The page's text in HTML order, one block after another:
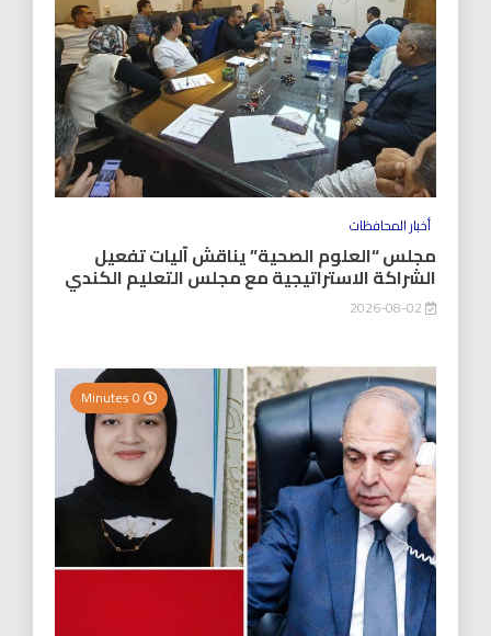
أخبار المحافظات
مجلس “العلوم الصحية” يناقش آليات تفعيل
الشراكة الاستراتيجية مع مجلس التعليم الكندي